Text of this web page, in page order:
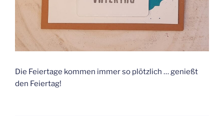
Die Feiertage kommen immer so plötzlich … genießt
den Feiertag!